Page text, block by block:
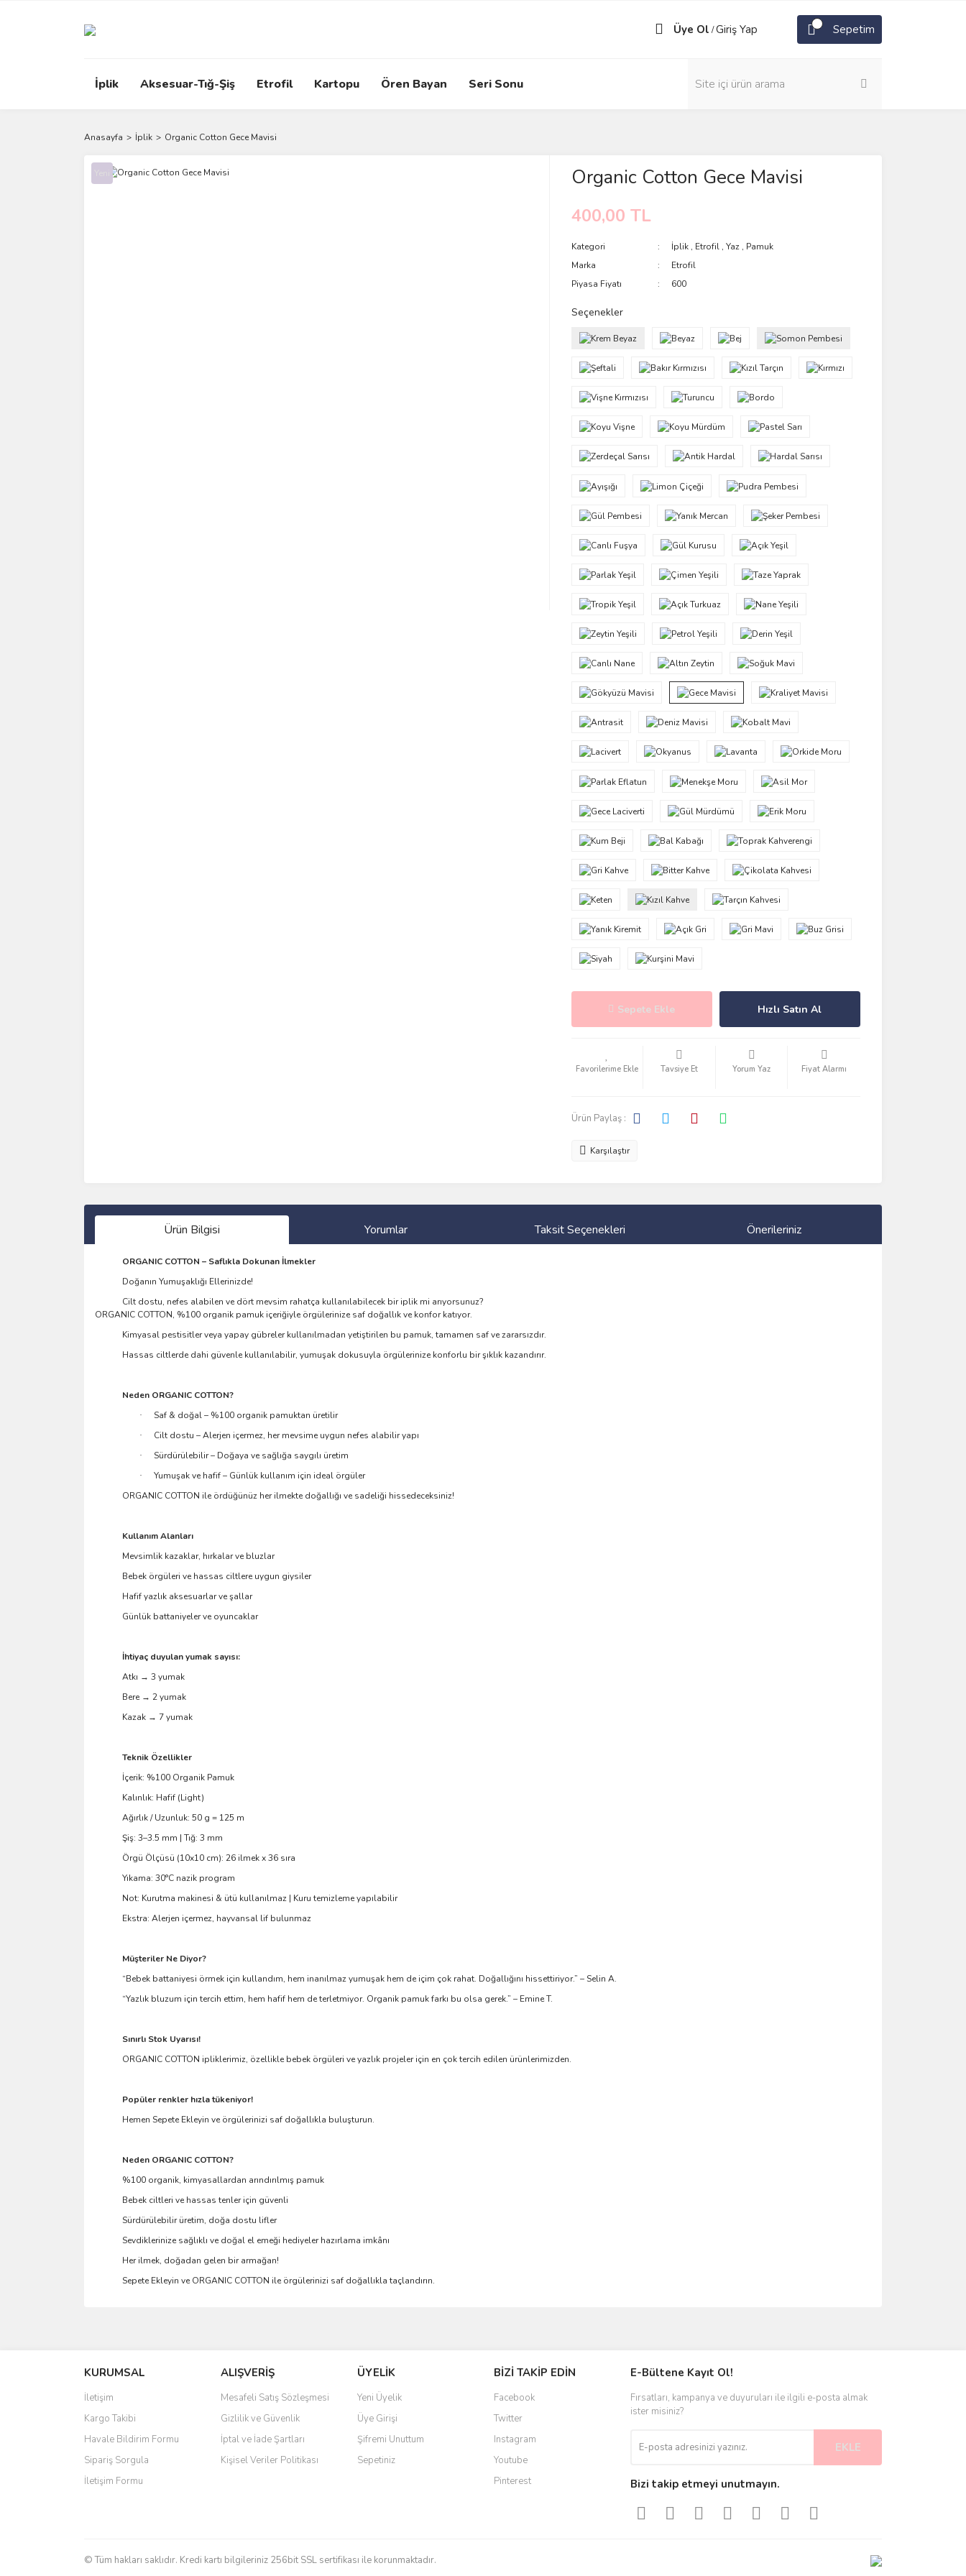
Üye Ol /Giriş Yap Sepetim
İplik Aksesuar-Tığ-Şiş Etrofil Kartopu Ören Bayan Seri Sonu
Anasayfa İplik Organic Cotton Gece Mavisi
Organic Cotton Gece Mavisi
400,00 TL
Kategori İplik , Etrofil,Yaz , Pamuk
Marka
Etrofil
Piyasa Fiyatı
600
Seçenekler
Sepete Ekle Hızlı Satın Al
Tavsiye Et Yorum Yaz Fiyat Alarmı
Ürün Paylaş :
Karşılaştır
Ürün Bilgisi Yorumlar Taksit Seçenekleri Önerileriniz
ORGANIC COTTON – Saflıkla Dokunan İlmekler
Doğanın Yumuşaklığı Ellerinizde!
Cilt dostu, nefes alabilen ve dört mevsim rahatça kullanılabilecek bir iplik mi arıyorsunuz?
ORGANIC COTTON, %100 organik pamuk içeriğiyle örgülerinize saf doğallık ve konfor katıyor.
Kimyasal pestisitler veya yapay gübreler kullanılmadan yetiştirilen bu pamuk, tamamen saf ve zararsızdır.
Hassas ciltlerde dahi güvenle kullanılabilir, yumuşak dokusuyla örgülerinize konforlu bir şıklık kazandırır.
Neden ORGANIC COTTON?
· Saf & doğal – %100 organik pamuktan üretilir
· Cilt dostu – Alerjen içermez, her mevsime uygun nefes alabilir yapı
· Sürdürülebilir – Doğaya ve sağlığa saygılı üretim
·
Yumuşak ve hafif – Günlük kullanım için ideal örgüler
ORGANIC COTTON ile ördüğünüz her ilmekte doğallığı ve sadeliği hissedeceksiniz!
Kullanım Alanları
Mevsimlik kazaklar, hırkalar ve bluzlar
Bebek örgüleri ve hassas ciltlere uygun giysiler
Hafif yazlık aksesuarlar ve şallar
Günlük battaniyeler ve oyuncaklar
İhtiyaç duyulan yumak sayısı:
Atkı → 3 yumak
Bere → 2 yumak
Kazak → 7 yumak
Teknik Özellikler
İçerik: %100 Organik Pamuk
Kalınlık: Hafif (Light)
Ağırlık / Uzunluk: 50 g = 125 m
Şiş: 3–3.5 mm | Tığ: 3 mm
Örgü Ölçüsü (10x10 cm): 26 ilmek x 36 sıra
Yıkama: 30°C nazik program
Not: Kurutma makinesi & ütü kullanılmaz | Kuru temizleme yapılabilir
Ekstra: Alerjen içermez, hayvansal lif bulunmaz
Müşteriler Ne Diyor?
“Bebek battaniyesi örmek için kullandım, hem inanılmaz yumuşak hem de içim çok rahat. Doğallığını hissettiriyor.” – Selin A.
“Yazlık bluzum için tercih ettim, hem hafif hem de terletmiyor. Organik pamuk farkı bu olsa gerek.” – Emine T.
Sınırlı Stok Uyarısı!
ORGANIC COTTON ipliklerimiz, özellikle bebek örgüleri ve yazlık projeler için en çok tercih edilen ürünlerimizden.
Popüler renkler hızla tükeniyor!
Hemen Sepete Ekleyin ve örgülerinizi saf doğallıkla buluşturun.
Neden ORGANIC COTTON?
%100 organik, kimyasallardan arındırılmış pamuk
Bebek ciltleri ve hassas tenler için güvenli
Sürdürülebilir üretim, doğa dostu lifler
Sevdiklerinize sağlıklı ve doğal el emeği hediyeler hazırlama imkânı
Her ilmek, doğadan gelen bir armağan!
Sepete Ekleyin ve ORGANIC COTTON ile örgülerinizi saf doğallıkla taçlandırın.
Ürün resmi kalitesiz, bozuk veya görüntülenemiyor.
Ürün açıklamasında eksik bilgiler bulunuyor.
Ürün bilgilerinde hatalar bulunuyor.
Ürün fiyatı diğer sitelerden daha pahalı.
Bu ürüne benzer farklı alternatifler olmalı.
KURUMSAL
İletişim
Kargo Takibi
Havale Bildirim Formu
Sipariş Sorgula
İletişim Formu
ALIŞVERİŞ
Mesafeli Satış Sözleşmesi
Gizlilik ve Güvenlik
İptal ve İade Şartları
Kişisel Veriler Politikası
ÜYELİK
Yeni Üyelik
Üye Girişi
Şifremi Unuttum
Sepetiniz
BİZİ TAKİP EDİN
Facebook
Twitter
Instagram
Youtube
Pinterest
E-Bültene Kayıt Ol!
Fırsatları, kampanya ve duyuruları ile ilgili e-posta almak
ister misiniz?
EKLE
Bizi takip etmeyi unutmayın.
© Tüm hakları saklıdır. Kredi kartı bilgileriniz 256bit SSL sertifikası ile korunmaktadır.